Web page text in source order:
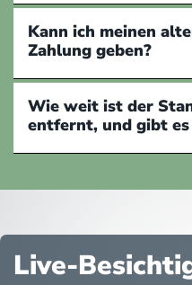
Kann ich meinen
Zahlung geben?
Wie weit ist der
entfernt, und gibt
Live-